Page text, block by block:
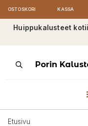
OSTOSKORI KASSA
Huippukalusteet
ProductsPorin
Etusivu